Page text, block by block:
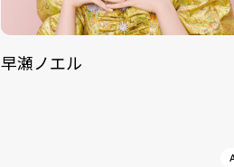
早瀬ノエル